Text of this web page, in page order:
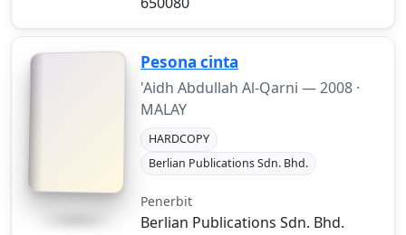
Pesona cinta
'Aidh Abdullah Al-Qarni —2008 ·
MALAY
HARDCOPY
Berlian Publications Sdn. Bhd.
Penerbit
Berlian Publications Sdn. Bhd.